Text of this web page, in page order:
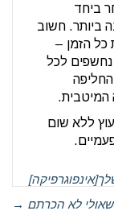
ביחד
ביותר. חשוב
כל הזמן –
נחשפים לכל
המיטבית.
ללא שום
→